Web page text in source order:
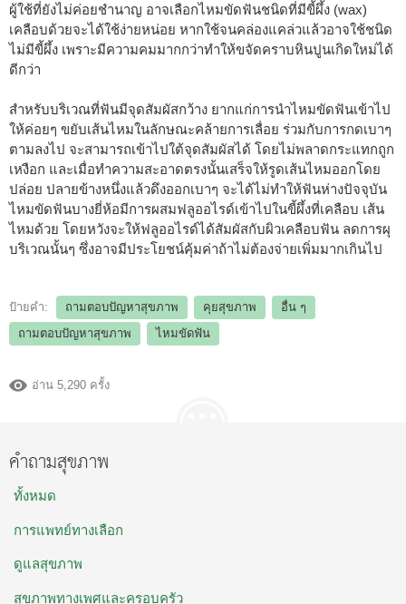
ผู้ใช้ที่ยังไม่ค่อยชำนาญ อาจเลือกไหมขัดฟันชนิดที่มีขี้ผึ้ง (wax)
เคลือบด้วยจะได้ใช้ง่ายหน่อย หากใช้จนคล่องแคล่วแล้วอาจใช้ชนิด
ไม่มีขี้ผึ้ง เพราะมีความคมมากกว่าทำให้ขจัดคราบหินปูนเกิดใหม่ได้
ดีกว่า
สำหรับบริเวณที่ฟันมีจุดสัมผัสกว้าง ยากแก่การนำไหมขัดฟันเข้าไป
ให้ค่อยๆ ขยับเส้นไหมในลักษณะคล้ายการเลื่อย ร่วมกับการกดเบาๆ
ตามลงไป จะสามารถเข้าไปใต้จุดสัมผัสได้ โดยไม่พลาดกระแทกถูก
เหงือก และเมื่อทำความสะอาดตรงนั้นเสร็จให้รูดเส้นไหมออกโดย
ปล่อย ปลายข้างหนึ่งแล้วดึงออกเบาๆ จะได้ไม่ทำให้ฟันห่างปัจจุบัน
ไหมขัดฟันบางยี่ห้อมีการผสมฟลูออไรด์เข้าไปในขี้ผึ้งที่เคลือบ เส้น
ไหมด้วย โดยหวังจะให้ฟลูออไรด์ได้สัมผัสกับผิวเคลือบฟัน ลดการผุ
บริเวณนั้นๆ ซึ่งอาจมีประโยชน์คุ้มค่าถ้าไม่ต้องจ่ายเพิ่มมากเกินไป
ป้ายคำ: ถามตอบปัญหาสุขภาพ คุยสุขภาพ
อื่น ๆ
ถามตอบปัญหาสุขภาพ
ไหมขัดฟัน
อ่าน 5,290 ครั้ง
คำถามสุขภาพ
ทั้งหมด
การแพทย์ทางเลือก
ดูแลสุขภาพ
สุขภาพทางเพศและครอบครัว